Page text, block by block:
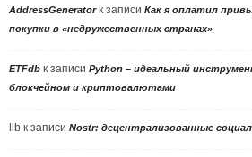
AddressGeneratorк записи Как я оплатил
покупки в «недружественных странах»
ETFdb к записи Python – идеальный
блокчейном и криптовалютами
llb к записи Nostr: децентрализованные